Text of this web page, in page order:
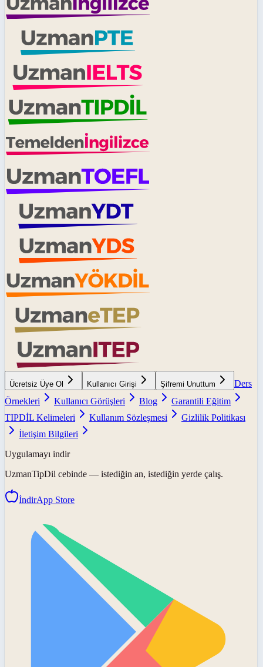
Ücretsiz Üye Ol Kullanıcı Girişi Şifremi Unuttum
Ders
Örnekleri
Kullanıcı Görüşleri Blog
Garantili Eğitim
TIPDİL Kelimeleri
Kullanım Sözleşmesi
Gizlilik Politikası
İletişim Bilgileri
Uygulamayı indir
UzmanTipDil cebinde — istediğin an, istediğin yerde çalış.
İndirApp Store